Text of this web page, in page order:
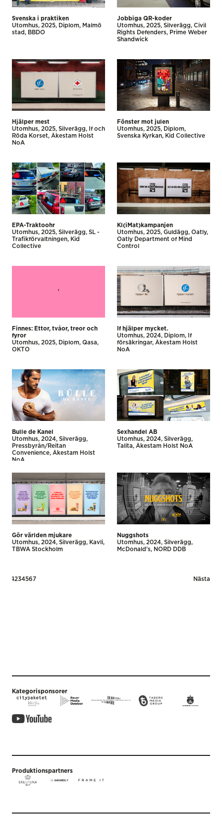
Svenska i praktiken
Utomhus 2025 Diplom
Malmö
stad
BBDO
Jobbiga QR-koder
Utomhus 2025 Silverägg
Civil
Rights Defenders
Prime Weber
Shandwick
Hjälper mest
Utomhus 2025 Silverägg
If och
Röda Korset
Åkestam Holst
NoA
Fönster mot julen
Utomhus 2025
Diplom
Svenska Kyrkan
Kid Collective
EPA-Traktoohr
Utomhus 2025 Silverägg
SL -
Trafikförvaltningen
Kid
Collective
Kl(iMat)kampanjen
Utomhus 2025 Guldägg
Oatly
Oatly Department of Mind
Control
Finnes: Ettor, tvåor, treor och
fyror
Utomhus 2025 Diplom Qasa
OKTO
If hjälper mycket.
Utomhus 2024 Diplom
If
försäkringar
Åkestam Holst
NoA
Bulle de Kanel
Utomhus 2024 Silverägg
Pressbyrån/Reitan
Convenience
Åkestam Holst
NoA
Sexhandel AB
Utomhus 2024 Silverägg
Talita
Åkestam Holst NoA
Gör världen mjukare
Utomhus 2024 Silverägg
Kavli
TBWA Stockholm
Nuggshots
Utomhus 2024 Silverägg
McDonald's
NORD DDB
Posts
1234567 Nästa
Kategorisponsorer
Produktionspartners